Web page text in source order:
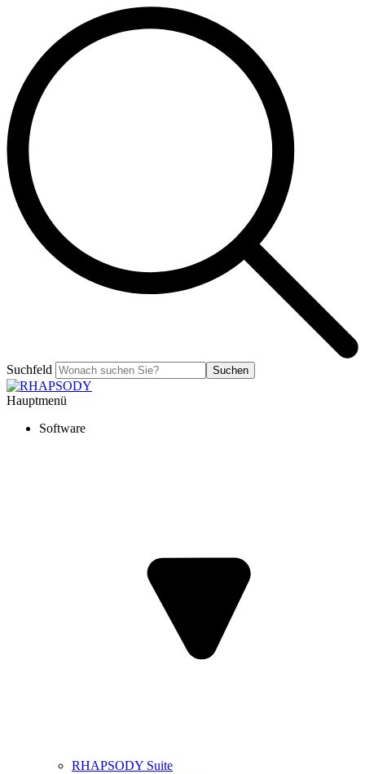
Suchfeld Suchen
Hauptmenü
Software
RHAPSODY Suite